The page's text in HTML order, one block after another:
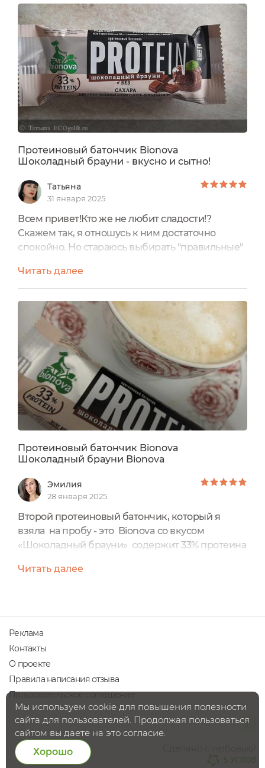
Оформление приятное.ОБЕЩАНИЯ
ПРОИЗВОДИТЕЛЯ:Протеиновый батончик
Bionova® Шоколадный брауни станет
идеальным выбором для тех, кто следит за
своим здоровьем и питанием. Батончик...
Протеиновый батончик Bionova
Шоколадный брауни - вкусно и сытно!
Татьяна
31 января 2025
Всем привет!Кто же не любит сладости!?
Скажем так, я отношусь к ним достаточно
спокойно. Но стараюсь выбирать "правильные"
мнением о протеиновом батончике Bionova
«Шоколадный брауни». Купить можно на
официальном сайте, можно и на
маркетплейсахЭнергетическая ценность
калории (на 100 гр.) - 167 ккал.Вес: 50
грамм.Информация от
производителя:Протеиновый батончик...
Читать далее
Протеиновый батончик Bionova
Шоколадный брауни Bionova
Эмилия
28 января 2025
Второй протеиновый батончик, который я
взяла на пробу - это Bionova со вкусом
«Шоколадный брауни» содержит 33% протеина
одном батончике всего 160 калорий Низкое
следящей за своим весом - это классный и
вкусный продукт , которым я заменяю сладости
к чаю или кофе Около...
Читать далее
Реклама
Контакты
О проекте
Правила написания отзыва
Пользовательское соглашение
Мы используем cookie для повышения полезности
сайта для пользователей. Продолжая пользоваться
сайтом вы даете на это согласие.
Хорошо